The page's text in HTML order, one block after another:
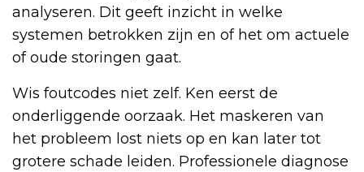
analyseren. Dit geeft inzicht in welke
systemen betrokken zijn en of het om actuele
of oude storingen gaat.
Wis foutcodes niet zelf. Ken eerst de
onderliggende oorzaak. Het maskeren van
het probleem lost niets op en kan later tot
grotere schade leiden. Professionele diagnose